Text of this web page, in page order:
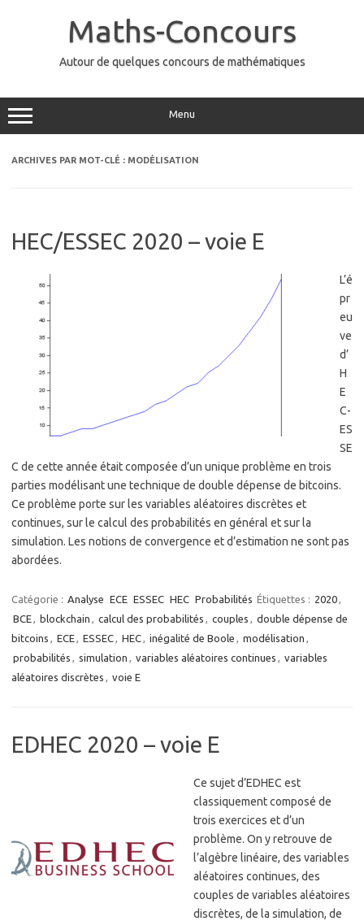
Maths-Concours
Autour de quelques concours de mathématiques
Menu
ARCHIVES PAR MOT-CLÉ : MODÉLISATION
HEC/ESSEC 2020 – voie E
L’é
pr
eu
ve
d’
H
E
C-
ES
SE
C de cette année était composée d’un unique problème en trois
parties modélisant une technique de double dépense de bitcoins.
Ce problème porte sur les variables aléatoires discrètes et
continues, sur le calcul des probabilités en général et sur la
simulation. Les notions de convergence et d’estimation ne sont pas
abordées.
Catégorie : Analyse ECE ESSEC HEC Probabilités Étiquettes : 2020,
BCE, blockchain , calcul des probabilités , couples , double dépense de
bitcoins , ECE, ESSEC, HEC, inégalité de Boole , modélisation ,
probabilités , simulation , variables aléatoires continues , variables
aléatoires discrètes , voie E
EDHEC 2020 – voie E
Ce sujet d’EDHEC est
classiquement composé de
trois exercices et d’un
problème. On y retrouve de
l’algèbre linéaire, des variables
aléatoires continues, des
couples de variables aléatoires
discrètes, de la simulation, de